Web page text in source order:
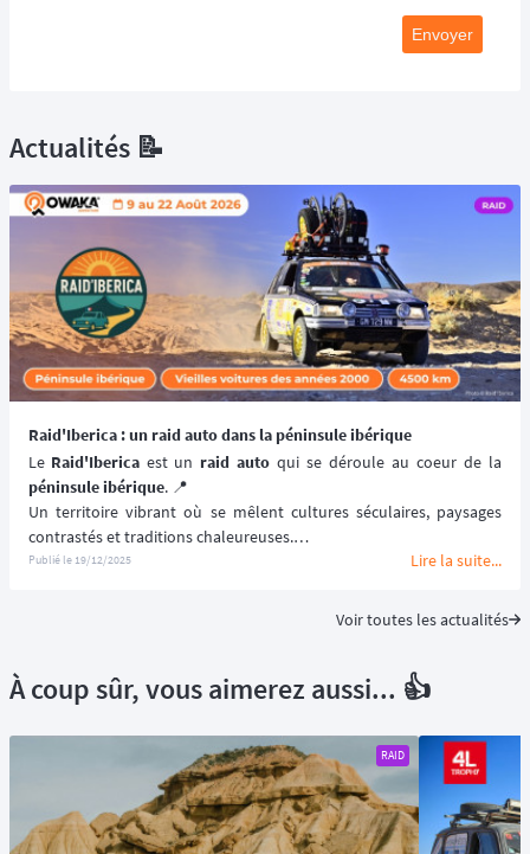
Envoyer
Actualités 📝
Raid'Iberica : un raid auto dans la péninsule ibérique
Le Raid'Iberica est un raid auto
péninsule ibérique. 📍
Un territoire vibrant où se mêlent cultures séculaires, paysages
contrastés et traditions chaleureuses.
📆 Prochaines dates : du 9 au 22 août 2026.
Publié le 19/12/2025 Lire la suite...
Voir toutes les actualités
À coup sûr, vous aimerez aussi... 👍
RAID